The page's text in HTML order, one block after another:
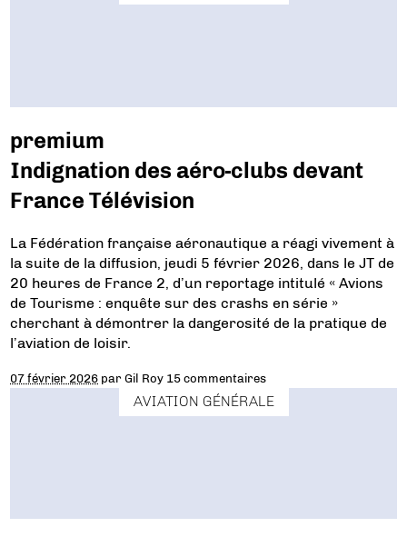
premium
Indignation des aéro-clubs devant
France Télévision
La Fédération française aéronautique a réagi vivement à
la suite de la diffusion, jeudi 5 février 2026, dans le JT de
20 heures de France 2, d’un reportage intitulé « Avions
de Tourisme : enquête sur des crashs en série »
cherchant à démontrer la dangerosité de la pratique de
l’aviation de loisir.
07 février 2026 parGil Roy 15 commentaires
AVIATION GÉNÉRALE